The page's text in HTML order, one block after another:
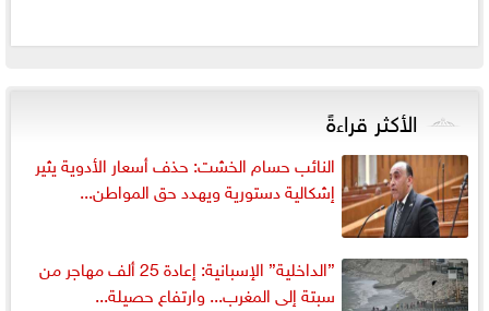
الأكثر قراءةً
النائب حسام الخشت: حذف أسعار الأدوية يثير
إشكالية دستورية ويهدد حق المواطن...
”الداخلية” الإسبانية: إعادة 25 ألف مهاجر من
سبتة إلى المغرب... وارتفاع حصيلة...